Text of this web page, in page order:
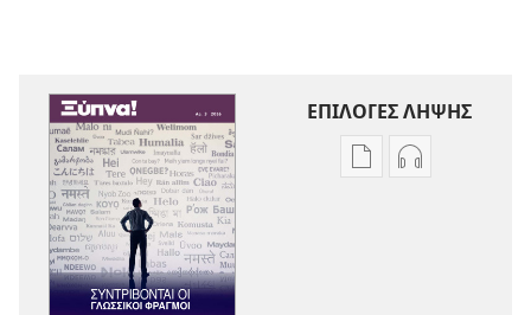
ΕΠΙΛΟΓΕΣ ΛΗΨΗΣ
ΕπιλογέςΕπιλογές